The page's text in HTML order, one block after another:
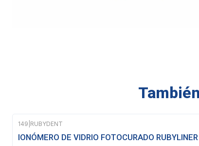
Agotado
149 RUBYDENT
IONÓMERO DE VIDRIO FOTOCURADO